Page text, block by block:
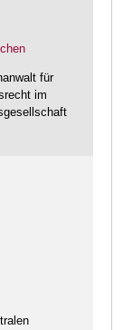
für
im